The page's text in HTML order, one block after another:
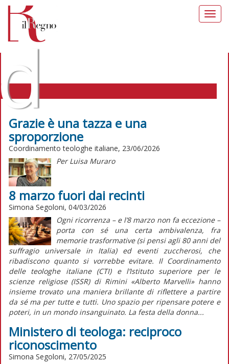
IL REGNO DELLE DONNE TAG:
TEOLOGIA
Grazie è una tazza e una
sproporzione
Coordinamento teologhe italiane, 23/06/2026
Per Luisa Muraro
8 marzo fuori dai recinti
Simona Segoloni, 04/03/2026
Ogni ricorrenza – e l’8 marzo non fa eccezione –
porta con sé una certa ambivalenza, fra
memorie trasformative (si pensi agli 80 anni del
suffragio universale in Italia) ed eventi zuccherosi, che
ribadiscono quanto si vorrebbe evitare. Il Coordinamento
delle teologhe italiane (CTI) e l’Istituto superiore per le
scienze religiose (ISSR) di Rimini «Alberto Marvelli» hanno
insieme trovato una maniera brillante di riflettere a partire
da sé ma per tutte e tutti. Uno spazio per ripensare potere e
poteri, in un mondo insanguinato. La festa della donna...
Ministero di teologa: reciproco
riconoscimento
Simona Segoloni, 27/05/2025